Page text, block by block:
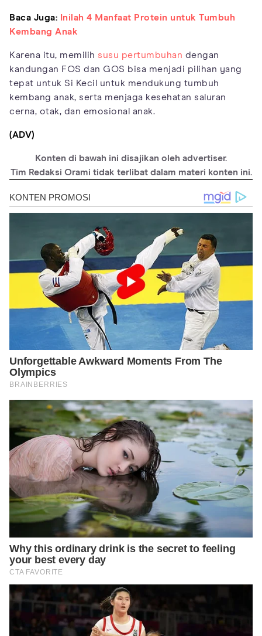
Baca Juga:
Inilah 4 Manfaat Protein untuk Tumbuh
Kembang Anak
Karena itu, memilih susu pertumbuhan dengan
kandungan FOS dan GOS bisa menjadi pilihan yang
tepat untuk Si Kecil untuk mendukung tumbuh
kembang anak, serta menjaga kesehatan saluran
cerna, otak, dan emosional anak.
(ADV)
Konten di bawah ini disajikan oleh advertiser.
Tim Redaksi Orami tidak terlibat dalam materi konten ini.